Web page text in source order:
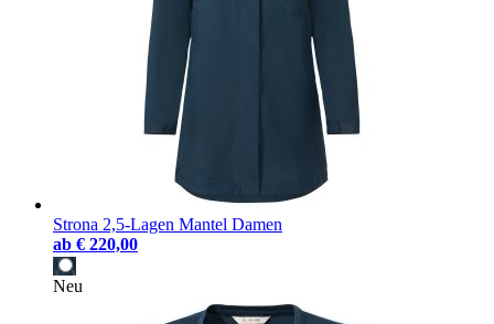
Strona 2,5-Lagen Mantel Damen
ab € 220,00
Neu